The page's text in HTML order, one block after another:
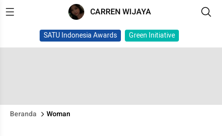
CARREN WIJAYA
SATU Indonesia Awards Green Initiative
Beranda Woman